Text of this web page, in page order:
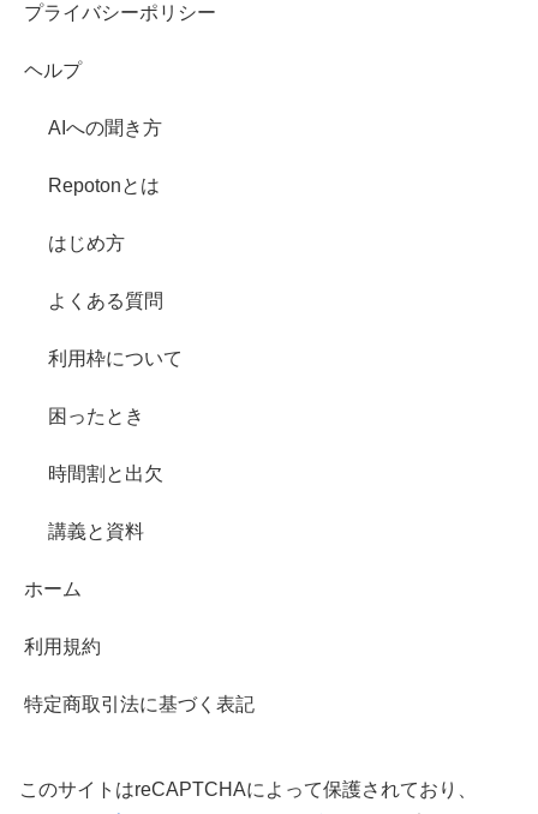
プライバシーポリシー
ヘルプ
AIへの聞き方
Repotonとは
はじめ方
よくある質問
利用枠について
困ったとき
時間割と出欠
講義と資料
ホーム
利用規約
特定商取引法に基づく表記
このサイトはreCAPTCHAによって保護されており、